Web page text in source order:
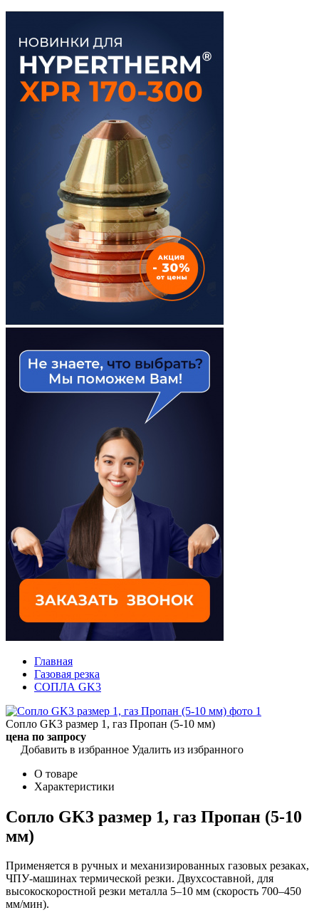
Главная
Газовая резка
СОПЛА GK3
Сопло GK3 размер 1, газ Пропан (5-10 мм)
цена по запросу
Добавить в избранное Удалить из избранного
О товаре
Характеристики
Сопло GK3 размер 1, газ Пропан (5-10
мм)
Применяется в ручных и механизированных газовых резаках,
ЧПУ-машинах термической резки. Двухсоставной, для
высокоскоростной резки металла 5–10 мм (скорость 700–450
мм/мин).